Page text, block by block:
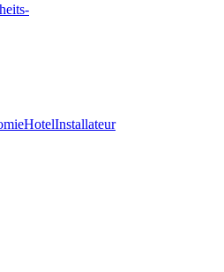
HotelInstallateur